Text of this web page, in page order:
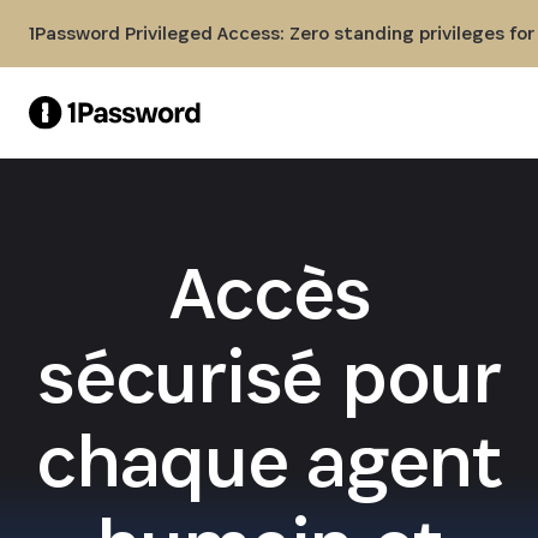
1Password Privileged Access: Zero standing privileges
Accès
sécurisé pour
chaque agent